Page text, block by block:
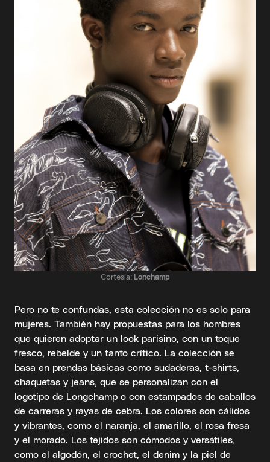
Cortesía: Lonchamp
Pero no te confundas, esta colección no es solo para
mujeres. También hay propuestas para los hombres
que quieren adoptar un look parisino, con un toque
fresco, rebelde y un tanto crítico. La colección se
basa en prendas básicas como sudaderas, t-shirts,
chaquetas y jeans, que se personalizan con el
logotipo de Longchamp o con estampados de caballos
de carreras y rayas de cebra. Los colores son cálidos
y vibrantes, como el naranja, el amarillo, el rosa fresa
y el morado. Los tejidos son cómodos y versátiles,
como el algodón, el crochet, el denim y la piel de